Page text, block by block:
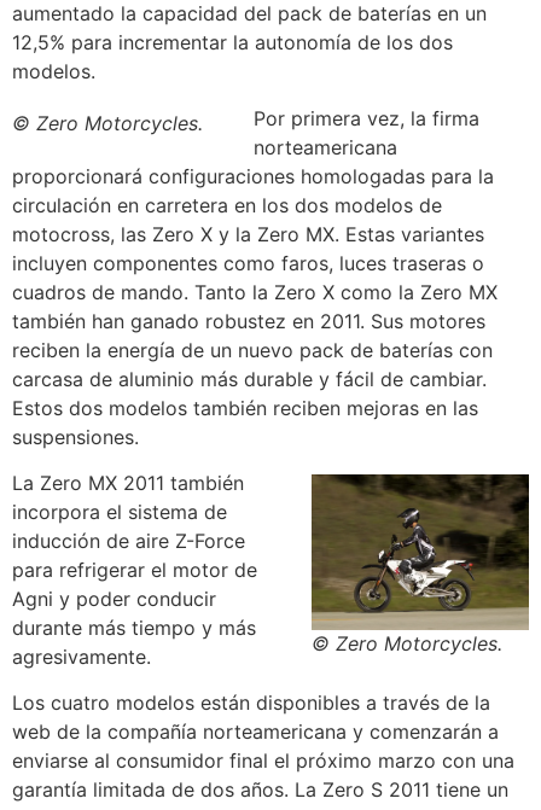
aumentado la capacidad del pack de baterías en un
12,5% para incrementar la autonomía de los dos
modelos.
© Zero Motorcycles.
Por primera vez, la firma
norteamericana
proporcionará configuraciones homologadas para la
circulación en carretera en los dos modelos de
motocross, las Zero X y la Zero MX. Estas variantes
incluyen componentes como faros, luces traseras o
cuadros de mando. Tanto la Zero X como la Zero MX
también han ganado robustez en 2011. Sus motores
reciben la energía de un nuevo pack de baterías con
carcasa de aluminio más durable y fácil de cambiar.
Estos dos modelos también reciben mejoras en las
suspensiones.
© Zero Motorcycles.
La Zero MX 2011 también
incorpora el sistema de
inducción de aire Z-Force
para refrigerar el motor de
Agni y poder conducir
durante más tiempo y más
agresivamente.
Los cuatro modelos están disponibles a través de la
web de la compañía norteamericana y comenzarán a
enviarse al consumidor final el próximo marzo con una
garantía limitada de dos años. La Zero S 2011 tiene un